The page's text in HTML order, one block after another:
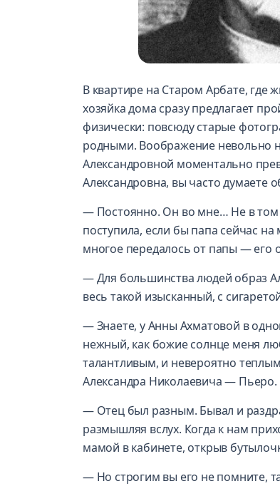
В квартире на Старом Арбате, где
хозяйка дома сразу предлагает
физически: повсюду старые
родными. Воображение невольно
Александровной моментально
Александровна, вы часто думаете
— Постоянно. Он во мне… Не в том
поступила, если бы папа сейчас
многое передалось от папы — его
— Для большинства людей образ
весь такой изысканный, с
— Знаете, у Анны Ахматовой в
нежный, как божие солнце меня
талантливым, и невероятно
Александра Николаевича —
— Отец был разным. Бывал и
размышляя вслух. Когда к нам
мамой в кабинете, открыв
— Но строгим вы его не помните,